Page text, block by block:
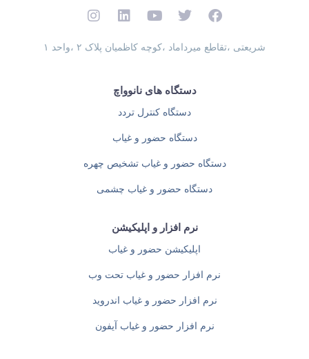
نرم افزار و اپلیکیشن
اپلیکیشن حضور و غیاب
نرم افزار حضور و غیاب تحت وب
نرم افزار حضور و غیاب اندروید
نرم افزار حضور و غیاب آیفون
دستگاه های نانوواچ
دستگاه کنترل تردد
دستگاه حضور و غیاب
دستگاه حضور و غیاب تشخیص چهره
دستگاه حضور و غیاب چشمی
شریعتی ،تقاطع میرداماد ،کوچه کاظمیان پلاک ۲ ،واحد ۱